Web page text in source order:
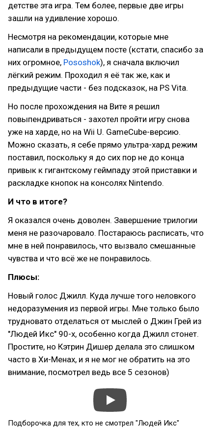
детстве эта игра. Тем более, первые две игры
зашли на удивление хорошо.
Несмотря на рекомендации, которые мне
написали в предыдущем посте (кстати, спасибо за
них огромное, Pososhok), я сначала включил
лёгкий режим. Проходил я её так же, как и
предыдущие части - без подсказок, на PS Vita.
Но после прохождения на Вите я решил
повыпендриваться - захотел пройти игру снова
уже на харде, но на Wii U. GameCube-версию.
Можно сказать, я себе прямо ультра-хард режим
поставил, поскольку я до сих пор не до конца
привык к гигантскому геймпаду этой приставки и
раскладке кнопок на консолях Nintendo.
И что в итоге?
Я оказался очень доволен. Завершение трилогии
меня не разочаровало. Постараюсь расписать, что
мне в ней понравилось, что вызвало смешанные
чувства и что всё же не понравилось.
Плюсы:
Новый голос Джилл. Куда лучше того неловкого
недоразумения из первой игры. Мне только было
трудновато отделаться от мыслей о Джин Грей из
"Людей Икс" 90-х, особенно когда Джилл стонет.
Простите, но Кэтрин Дишер делала это слишком
часто в Хи-Менах, и я не мог не обратить на это
внимание, посмотрел ведь все 5 сезонов)
Подборочка для тех, кто не смотрел "Людей Икс"